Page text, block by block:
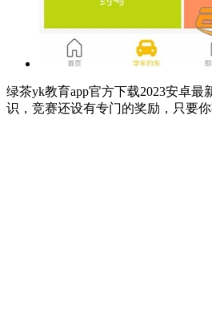
绿茶yk教育app官方下载2023安卓
识，竞赛还设有专门的奖励，只要